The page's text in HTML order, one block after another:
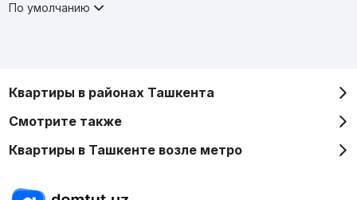
По умолчанию
Квартиры в районах Ташкента
Смотрите также
Квартиры в Ташкенте возле метро